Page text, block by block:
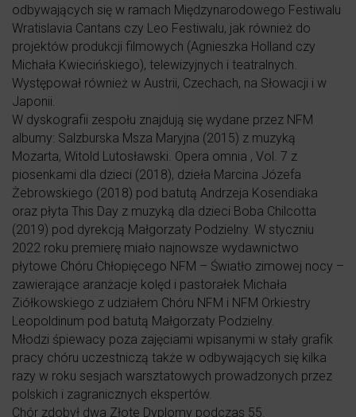
odbywających się w ramach Międzynarodowego Festiwalu
Wratislavia Cantans czy Leo Festiwalu, jak również do
projektów produkcji filmowych (Agnieszka Holland czy
Michała Kwiecińskiego), telewizyjnych i teatralnych.
Występował również w Austrii, Czechach, na Słowacji i w
Japonii.
W dyskografii zespołu znajdują się wydane przez NFM
albumy: Salzburska Msza Maryjna (2015) z muzyką
Mozarta, Witold Lutosławski. Opera omnia , Vol. 7 z
piosenkami dla dzieci (2018), dzieła Marcina Józefa
Żebrowskiego (2018) pod batutą Andrzeja Kosendiaka
oraz płyta This Day z muzyką dla dzieci Boba Chilcotta
(2019) pod dyrekcją Małgorzaty Podzielny. W styczniu
2022 roku premierę miało najnowsze wydawnictwo
płytowe Chóru Chłopięcego NFM – Światło zimowej nocy –
zawierające aranżacje kolęd i pastorałek Michała
Ziółkowskiego z udziałem Chóru NFM i NFM Orkiestry
Leopoldinum pod batutą Małgorzaty Podzielny.
Młodzi śpiewacy poza zajęciami wpisanymi w stały grafik
pracy chóru uczestniczą także w odbywających się kilka
razy w roku sesjach warsztatowych prowadzonych przez
polskich i zagranicznych ekspertów.
Chór zdobył dwa Złote Dyplomy podczas 55.